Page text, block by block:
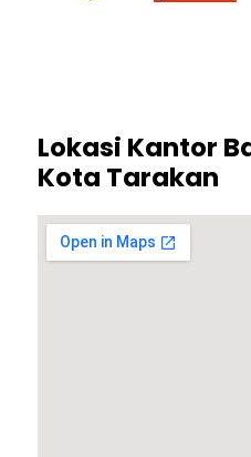
Lokasi Kantor
Kota Tarakan